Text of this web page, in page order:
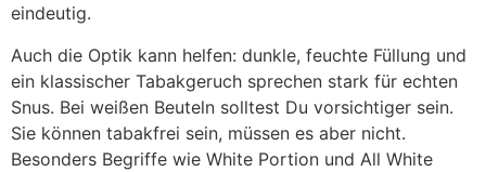
eindeutig.
Auch die Optik kann helfen: dunkle, feuchte Füllung und
ein klassischer Tabakgeruch sprechen stark für echten
Snus. Bei weißen Beuteln solltest Du vorsichtiger sein.
Sie können tabakfrei sein, müssen es aber nicht.
Besonders Begriffe wie White Portion und All White